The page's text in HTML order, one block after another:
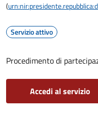
(
Servizio attivo
Procedimento di
Accedi al servizio